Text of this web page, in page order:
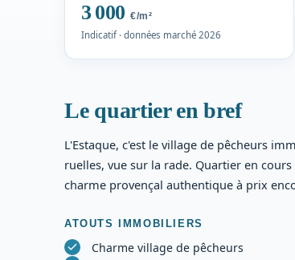
3 000 €/m²
Indicatif · données marché 2026
Le quartier en bref
L'Estaque, c'est le village de pêcheurs
ruelles, vue sur la rade. Quartier en
charme provençal authentique à prix
ATOUTS IMMOBILIERS
Charme village de pêcheurs